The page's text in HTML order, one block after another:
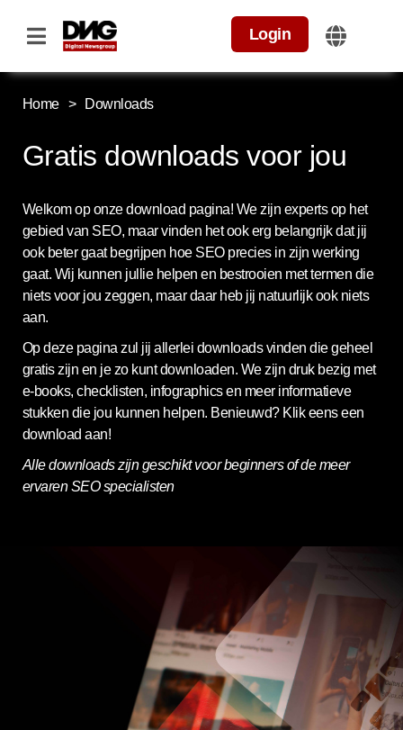
Login
Home > Downloads
Gratis downloads voor jou
Welkom op onze download pagina! We zijn experts op het
gebied van SEO, maar vinden het ook erg belangrijk dat jij
ook beter gaat begrijpen hoe SEO precies in zijn werking
gaat. Wij kunnen jullie helpen en bestrooien met termen die
niets voor jou zeggen, maar daar heb jij natuurlijk ook niets
aan.
Op deze pagina zul jij allerlei downloads vinden die geheel
gratis zijn en je zo kunt downloaden. We zijn druk bezig met
e-books, checklisten, infographics en meer informatieve
stukken die jou kunnen helpen. Benieuwd? Klik eens een
download aan!
Alle downloads zijn geschikt voor beginners of de meer
ervaren SEO specialisten